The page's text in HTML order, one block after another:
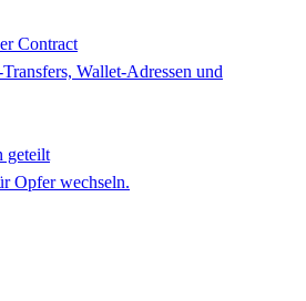
Contract
Wallet-Adressen und
geteilt
Opfer wechseln.